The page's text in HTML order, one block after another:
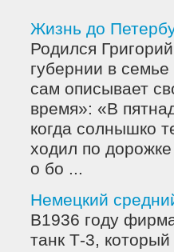
Жизнь до
Родился
губернии в семье
сам описывает
время»: «В
когда солнышко
ходил по
о бо ...
Немецкий
В1936 году
танк Т-3,